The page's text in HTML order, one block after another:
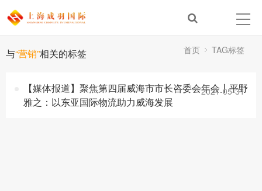
与“营销”相关的标签 首页 TAG标签
【媒体报道】聚焦第四届威海市市长咨委会年会丨平野
雅之：以东亚国际物流助力威海发展
2021-05-31